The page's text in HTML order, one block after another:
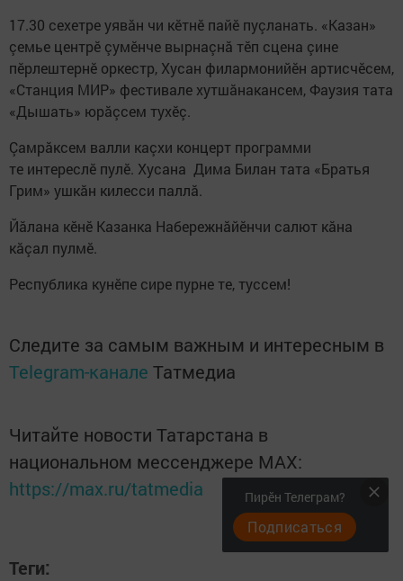
17.30 сехетре уявӑн чи кӗтнӗ пайӗ пуçланать. «Казан»
çемье центрĕ çумĕнче вырнаçнă тӗп сцена çине
пĕрлештернĕ оркестр, Хусан филармонийӗн артисчӗсем,
«Станция МИР» фестивале хутшӑнакансем, Фаузия тата
«Дышать» юрӑçсем тухĕç.
Çамрăксем валли каçхи концерт программи
те интереслӗ пулӗ. Хусана Дима Билан тата «Братья
Грим» ушкăн килесси паллă.
Йăлана кĕнĕ Казанка Набережнăйӗнчи салют кăна
кăçал пулмĕ.
Республика кунӗпе сире пурне те, туссем!
Следите за самым важным и интересным в
Telegram-канале Татмедиа
Читайте новости Татарстана в
национальном мессенджере MАХ:
https://max.ru/tatmedia
Теги:
Пирӗн Телеграм?
Подписаться